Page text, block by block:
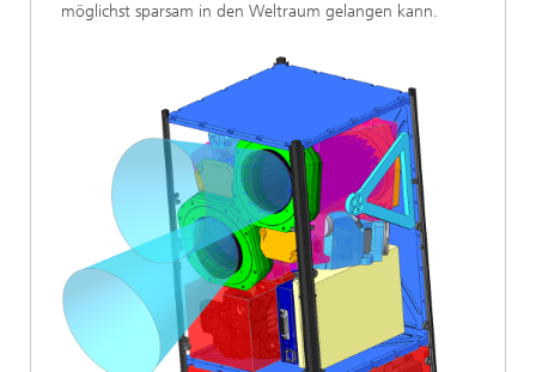
möglichst sparsam in den Weltraum gelangen kann.